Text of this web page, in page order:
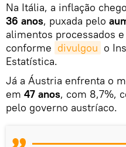
Na Itália, a inflação
36 anos, puxada pelo
alimentos processados
conforme divulgou o
Estatística.
Já a Áustria enfrenta o
em 47 anos, com 8,7%,
pelo governo austríaco.